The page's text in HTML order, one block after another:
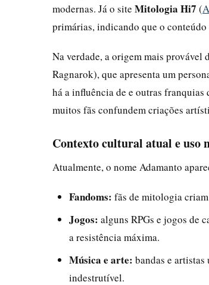
modernas. Já o site Mitologia Hi7 (
primárias, indicando que o
Na verdade, a origem mais provável
Ragnarok), que apresenta um
há a influência de e outras franquias
muitos fãs confundem criações
Contexto cultural atual e uso
Atualmente, o nome Adamanto
Fandoms: fãs de mitologia
Jogos: alguns RPGs e jogos de
a resistência máxima.
Música e arte: bandas e
indestrutível.